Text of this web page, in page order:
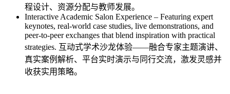
程设计、资源分配与教师发展。
Interactive Academic Salon Experience – Featuring expert
keynotes, real-world case studies, live demonstrations, and
peer-to-peer exchanges that blend inspiration with practical
strategies. 互动式学术沙龙体验——融合专家主题演讲、
真实案例解析、平台实时演示与同行交流，激发灵感并
收获实用策略。